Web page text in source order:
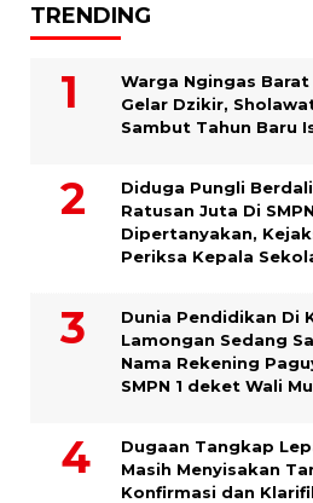
TRENDING
Warga Ngingas
Gelar Dzikir,
Sambut Tahun Baru
Diduga Pungli
Ratusan Juta Di
Dipertanyakan,
Periksa Kepala
Dunia Pendidikan Di
Lamongan Sedang
Nama Rekening
SMPN 1 deket Wali
Dugaan Tangkap
Masih Menyisakan
Konfirmasi dan